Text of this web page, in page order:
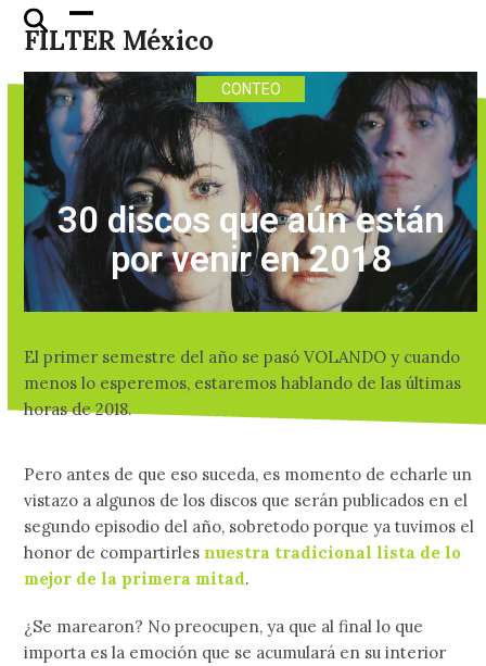
Skip
FILTER México
Open
mobile
menu
Close
mobile
menu
CONTEO
30 discos que aún están
por venir en 2018
El primer semestre del año se pasó VOLANDO y cuando
menos lo esperemos, estaremos hablando de las últimas
horas de 2018.
Pero antes de que eso suceda, es momento de echarle un
vistazo a algunos de los discos que serán publicados en el
segundo episodio del año, sobretodo porque ya tuvimos el
honor de compartirles nuestra tradicional lista de lo
mejor de la primera mitad.
¿Se marearon? No preocupen, ya que al final lo que
importa es la emoción que se acumulará en su interior